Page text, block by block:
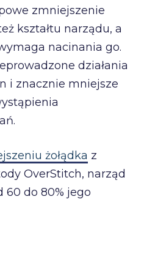
zmniejszenie
kształtu narządu, a
nacinania go.
działania
i znacznie mniejsze
żołądka z
OverStitch, narząd
60 do 80% jego